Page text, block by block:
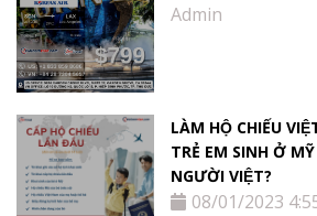
Admin
LÀM HỘ CHIẾU
TRẺ EM SINH Ở
NGƯỜI VIỆT?
08/01/2023